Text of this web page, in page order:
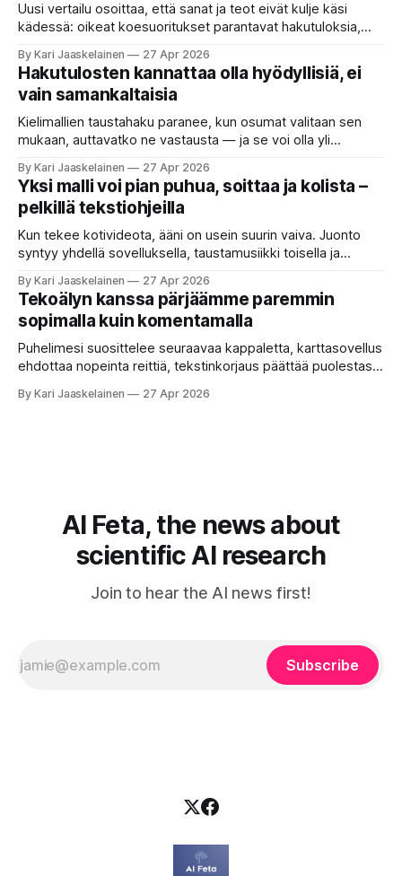
Uusi vertailu osoittaa, että sanat ja teot eivät kulje käsi
kädessä: oikeat koesuoritukset parantavat hakutuloksia,
etsimässä verkosta apuria, joka hoitaisi puolestasi arjen
askareita: täyttäisi lomakkeen, järjestäisi matkasuunnitelman
tai seulisi pitkän asiakirjakasan ydinkohdat. Vastassa on
valikoima, joka muistuttaa sovelluskauppaa steroideilla.
Jokainen ”tekoälyagentti” lupaa paljon
By Kari Jaaskelainen 27 Apr 2026
Hakutulosten kannattaa olla hyödyllisiä, ei
vain samankaltaisia
Kielimallien taustahaku paranee, kun osumat valitaan sen
mukaan, auttavatko ne vastausta — ja se voi olla yli
että kysyt työpaikan chat-robotilta: “Mitä viime kuun
kokouspäiväkirjassa päätettiin etätyöpäivistä?” Robotti
selaa arkistoja ja poimii sinulle pätkän, jossa toistellaan, mitä
etätyö tarkoittaa. Teksti on aiheeltaan lähellä kysymystä,
By Kari Jaaskelainen 27 Apr 2026
Yksi malli voi pian puhua, soittaa ja kolista –
pelkillä tekstiohjeilla
Kun tekee kotivideota, ääni on usein suurin vaiva. Juonto
syntyy yhdellä sovelluksella, taustamusiikki toisella ja
erilaisia komentoja, eikä mikään niistä oikein “puhu”
toistensa kanssa. Lopputulos on pienen palapelityön tulos.
Vuosia on ajateltu, että näin tämän kuuluukin mennä. Puhe
on sanoja ja lauseita – hyvin jäsenneltyä.
By Kari Jaaskelainen 27 Apr 2026
Tekoälyn kanssa pärjäämme paremmin
sopimalla kuin komentamalla
Puhelimesi suosittelee seuraavaa kappaletta, karttasovellus
ehdottaa nopeinta reittiä, tekstinkorjaus päättää puolestasi,
tottelee sinua sokeasti. Useammin huomaat itse
By Kari Jaaskelainen 27 Apr 2026
AI Feta, the news about
scientific AI research
Join to hear the AI news first!
Subscribe